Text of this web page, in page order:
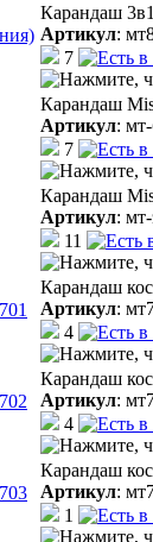
Карандаш
Артикул:
7
Карандаш
Артикул:
7
Карандаш
Артикул:
11
Карандаш
Артикул:
4
Карандаш
Артикул:
4
Карандаш
Артикул:
1